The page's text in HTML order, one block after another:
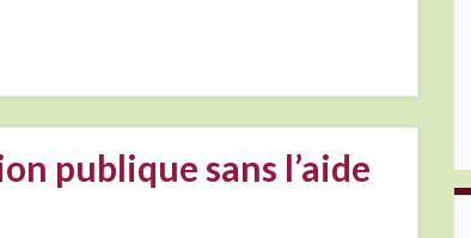
publique sans l’aide